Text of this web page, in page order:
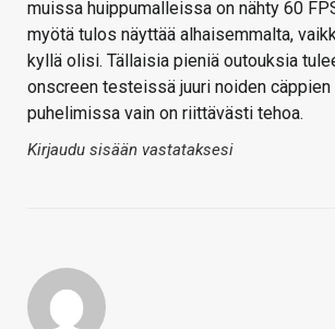
muissa huippumalleissa on nähty 60
myötä tulos näyttää alhaisemmalta,
kyllä olisi. Tällaisia pieniä outouksia
onscreen testeissä juuri noiden cäppien
puhelimissa vain on riittävästi tehoa.
Kirjaudu sisään vastataksesi